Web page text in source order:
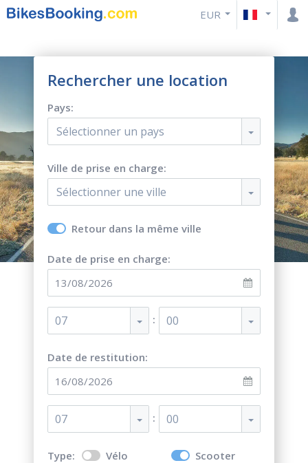
EUR
Rechercher une location
Pays:
Sélectionner un pays
Ville de prise en charge:
Sélectionner une ville
Retour dans la même ville
Date de prise en charge:
07 : 00
Date de restitution:
07 : 00
Type: Vélo
Scooter